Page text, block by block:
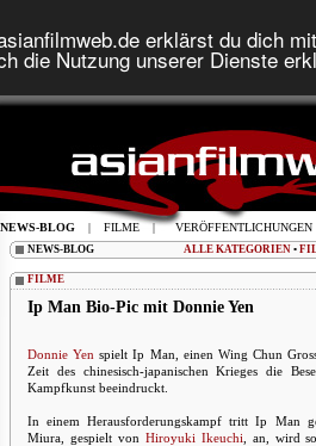
erklärst du dich
die Nutzung unserer Dienste
NEWS-BLOG | FILME | VERÖFFENTLICHUNGEN
ALLE KATEGORIEN •
NEWS-BLOG
FILME
Ip Man Bio-Pic mit Donnie Yen
Donnie Yen spielt Ip Man, einen Wing Chun
Zeit des chinesisch-japanischen Krieges die
Kampfkunst beeindruckt.
In einem Herausforderungskampf tritt Ip Man
Miura, gespielt von Hiroyuki Ikeuchi , an, wird